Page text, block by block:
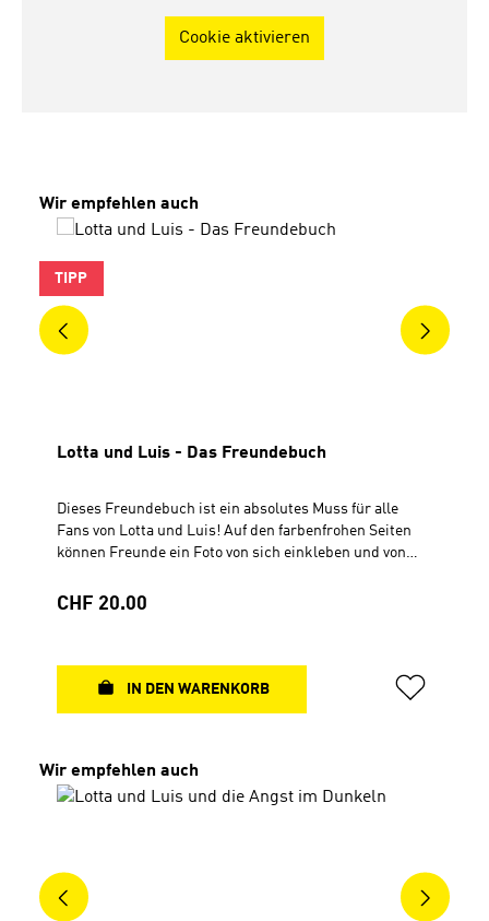
Cookie aktivieren
Produktgalerie überspringen
Wir empfehlen auch
TIPP
Lotta und Luis - Das Freundebuch
Dieses Freundebuch ist ein absolutes Muss für alle
Fans von Lotta und Luis! Auf den farbenfrohen Seiten
können Freunde ein Foto von sich einkleben und von
alle seine Lieblingsmenschen. Lotta und Luis haben
für 31 Freunde, coolen Seiten zum gemeinsamen
Ausfüllen, einem Geburtstagskalender und vielen
Rätseln rund um Lotta und Luis. Für Kinder ab 6 Jahren
Regulärer Preis:
CHF 20.00
IN DEN WARENKORB
Produktgalerie überspringen
Wir empfehlen auch